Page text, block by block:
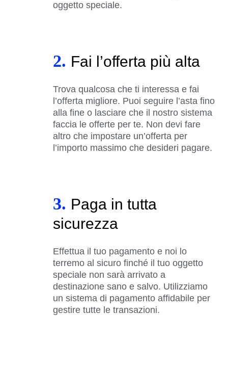
oggetto speciale.
2. Fai l’offerta più alta
Trova qualcosa che ti interessa e fai
l’offerta migliore. Puoi seguire l’asta fino
alla fine o lasciare che il nostro sistema
faccia le offerte per te. Non devi fare
altro che impostare un’offerta per
l’importo massimo che desideri pagare.
3. Paga in tutta
sicurezza
Effettua il tuo pagamento e noi lo
terremo al sicuro finché il tuo oggetto
speciale non sarà arrivato a
destinazione sano e salvo. Utilizziamo
un sistema di pagamento affidabile per
gestire tutte le transazioni.